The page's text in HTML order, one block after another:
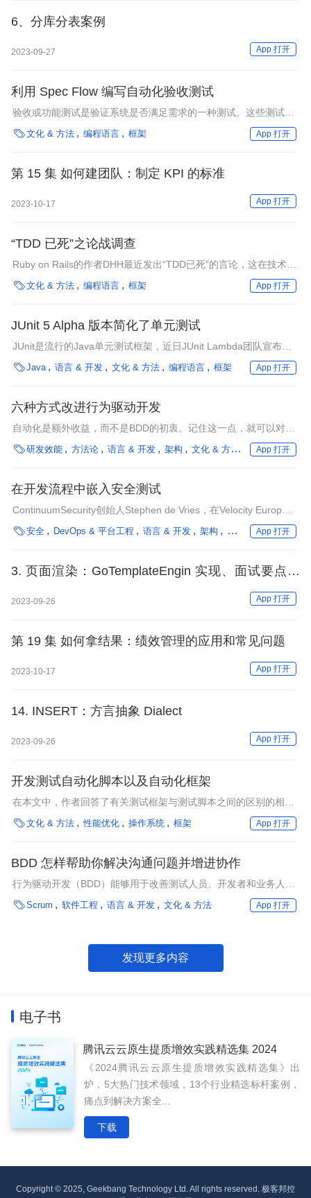
Keogh最近也表达了相似的观点。
6、分库分表案例
2023-09-27 App 打开
利用 Spec Flow 编写自动化验收测试
验收或功能测试是验证系统是否满足需求的一种测试。这些测试作
为黑盒测试的一种,与其内部具体执行无关。而MustafaSaeed
HajAli则向我们展示了如何使用SpecFlow来自动化这些测试。
文化 & 方法 编程语言 框架 App 打开
第 15 集 如何建团队：制定 KPI 的标准
2023-10-17 App 打开
“TDD 已死”之论战调查
Ruby on Rails的作者DHH最近发出“TDD已死”的言论，这在技术社
区引起了轩澜大波，一些技术人员开始纷纷发表各自的看法表示支
持或者反对。
文化 & 方法 编程语言 框架 App 打开
JUnit 5 Alpha 版本简化了单元测试
JUnit是流行的Java单元测试框架，近日JUnit Lambda团队宣布发
布新的主要版本——JUnit 5 alpha版本。通过一个成功的众筹活动
允许全职开发人员工作在该项目上，JUnit 5的主要变化集中在去除
变更。与构建工具和集成开发环境的整合仍需要一些额外的工作。
Java 语言 & 开发 文化 & 方法 编程语言 框架 App 打开
六种方式改进行为驱动开发
自动化是额外收益，而不是BDD的初衷。记住这一点，就可以对
BDD进行一项改进，以便更紧密地遵循BDD思想领袖的推荐做法。
在本文中，Joe Colantonio阐述了六种改进BDD的方式。
研发效能 方法论 语言 & 开发 架构 文化 & 方法 编程语言
App 打开
在开发流程中嵌入安全测试
ContinuumSecurity创始人Stephen de Vries，在Velocity Europe
2014大会上提出了持续且可视化的安全测试的观点。Stephen表
示，那些在敏捷开发过程中用于将QA嵌入整个开发流程的方法和
JBehave，遵循Given-When-Then方法的安全测试框架。
安全 DevOps & 平台工程 语言 & 开发 架构 编程语言 框架
App 打开
3. 页面渲染：GoTemplateEngin 实现、面试要点总
2023-09-26 App 打开
第 19 集 如何拿结果：绩效管理的应用和常见问题
2023-10-17 App 打开
14. INSERT：方言抽象 Dialect
2023-09-26 App 打开
开发测试自动化脚本以及自动化框架
在本文中，作者回答了有关测试框架与测试脚本之间的区别的相关
问题，并探讨了一种如何实现测试自动化方案的途径。
文化 & 方法 性能优化 操作系统 框架 App 打开
BDD 怎样帮助你解决沟通问题并增进协作
行为驱动开发（BDD）能够用于改善测试人员、开发者和业务人员
之间的沟通。举例来说，你能够使用以given-when-then方式表述
的场景开发测试脚本，同时定义系统的需求。BDD让团队中的成员
Scrum 软件工程 语言 & 开发 文化 & 方法 App 打开
发现更多内容
电子书
腾讯云云原生提质增效实践精选集 2024
《2024腾讯云云原生提质增效实践精选集》出
炉，5大热门技术领域，13个行业精选标杆案例，
痛点到解决方案全...
下载
Copyright © 2025, Geekbang Technology Ltd. All rights reserved. 极客邦控